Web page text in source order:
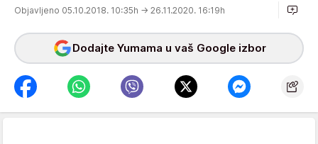
Objavljeno 05.10.2018. 10:35h → 26.11.2020. 16:19h
Dodajte Yumama u vaš Google izbor